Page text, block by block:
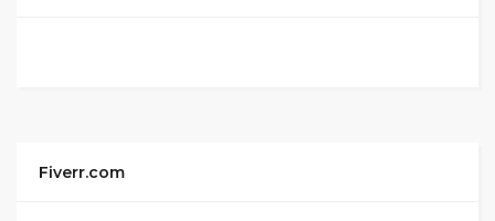
Fiverr.com